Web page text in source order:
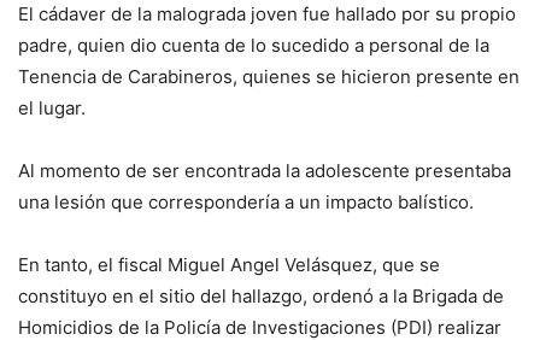
El cádaver de la malograda joven fue hallado por su propio
padre, quien dio cuenta de lo sucedido a personal de la
Tenencia de Carabineros, quienes se hicieron presente en
el lugar.
Al momento de ser encontrada la adolescente presentaba
una lesión que correspondería a un impacto balístico.
En tanto, el fiscal Miguel Angel Velásquez, que se
constituyo en el sitio del hallazgo, ordenó a la Brigada de
Homicidios de la Policía de Investigaciones (PDI) realizar